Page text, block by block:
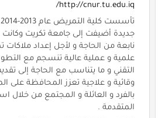
http://cnur.tu.edu.iq/
جديدة أضيفت إلى جامعة تكريت وكانت
نابعة من الحاجة و لأجل إعداد ملاكات
علمية و عملية عالية تنسجم مع
التقني و ما يتناسب مع الحاجة إلى
وقائية و علاجية تعزز المحافظة على
بالفرد و العائلة و المجتمع من خلال
المتقدمة .